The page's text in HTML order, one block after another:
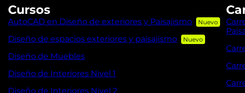
Cursos
AutoCAD en Diseño de exteriores y Paisajismo
Diseño de espacios exteriores y paisajismo
Diseño de Muebles
Diseño de Interiores Nivel 1
Diseño de Interiores Nivel 2